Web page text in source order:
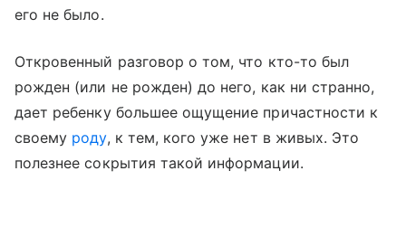
его не было.
Откровенный разговор о том, что кто-то был
рожден (или не рожден) до него, как ни странно,
дает ребенку большее ощущение причастности к
своему роду, к тем, кого уже нет в живых. Это
полезнее сокрытия такой информации.